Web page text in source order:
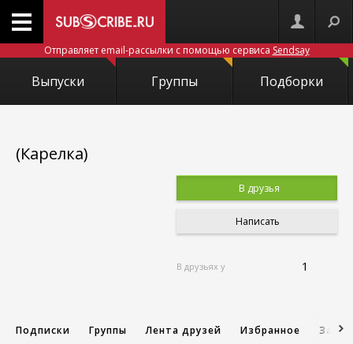
Отправляет email-рассылки с помощью сервиса Sendsay
Выпуски Группы Подборки
(Карелка)
В друзья
Написать
В друзьях у 1
Подписки Группы Лента друзей Избранное